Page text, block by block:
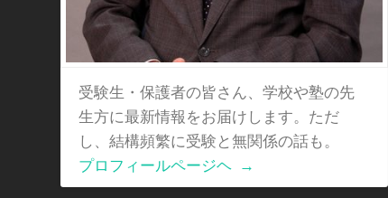
受験生・保護者の皆さん、学校や塾の先
生方に最新情報をお届けします。ただ
し、結構頻繁に受験と無関係の話も。
プロフィールページヘ →